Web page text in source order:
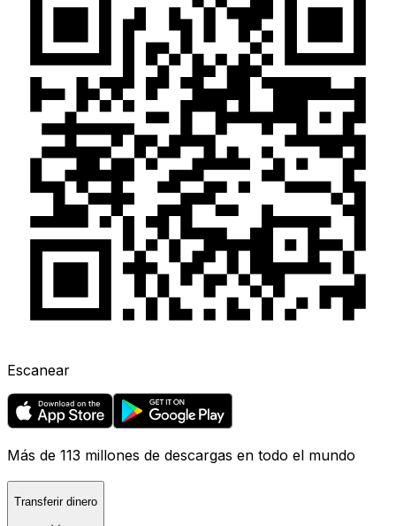
Escanear
Más de 113 millones de descargas en todo el mundo
Transferir dinero